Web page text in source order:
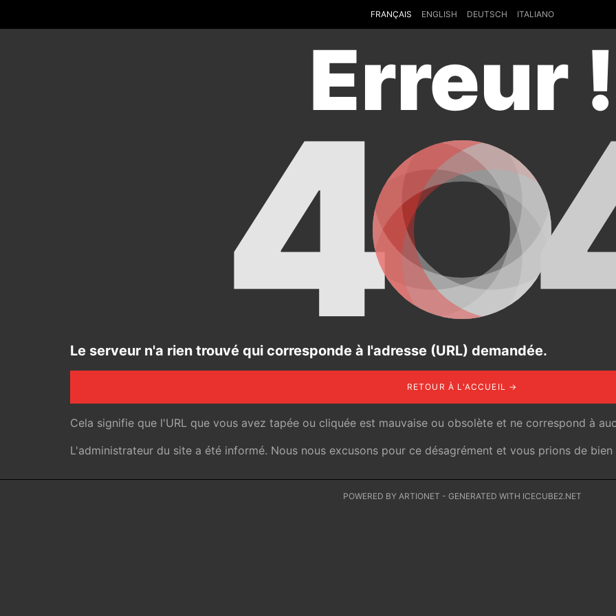
FRANÇAIS ENGLISH DEUTSCH ITALIANO
Erreur !
4
Le serveur n'a rien trouvé qui corresponde à l'adresse (URL) demandée.
RETOUR À L'ACCUEIL →
Cela signifie que l'URL que vous avez tapée ou cliquée est mauvaise ou obsolète et ne correspond à
L'administrateur du site a été informé. Nous nous excusons pour ce désagrément et vous prions de
POWERED BY ARTIONET - GENERATED WITH ICECUBE2.NET